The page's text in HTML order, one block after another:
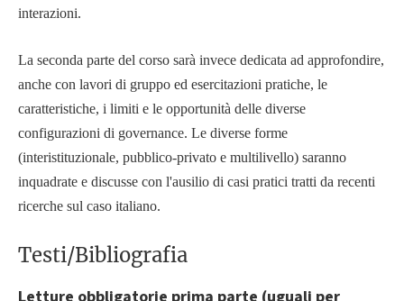
interazioni.
La seconda parte del corso sarà invece dedicata ad approfondire,
anche con lavori di gruppo ed esercitazioni pratiche, le
caratteristiche, i limiti e le opportunità delle diverse
configurazioni di governance. Le diverse forme
(interistituzionale, pubblico-privato e multilivello) saranno
inquadrate e discusse con l'ausilio di casi pratici tratti da recenti
ricerche sul caso italiano.
Testi/Bibliografia